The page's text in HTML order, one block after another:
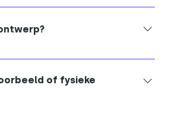
de productpagina bestellen.
te sturen via WhatsApp
digitale voorbeelden zodat
past.
of fysieke